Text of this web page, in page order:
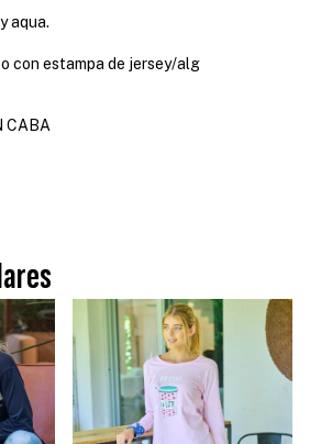
aqua.
con estampa de jersey/alg
CABA